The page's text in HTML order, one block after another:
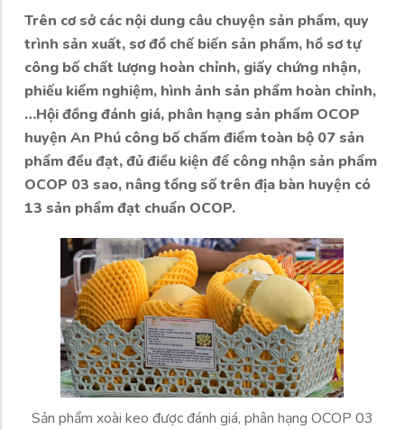
Trên cơ sở các nội dung câu chuyện sản phẩm, quy
trình sản xuất, sơ đồ chế biến sản phẩm, hồ sơ tự
công bố chất lượng hoàn chỉnh, giấy chứng nhận,
phiếu kiểm nghiệm, hình ảnh sản phẩm hoàn chỉnh,
…Hội đồng đánh giá, phân hạng sản phẩm OCOP
huyện An Phú công bố chấm điểm toàn bộ 07 sản
phẩm đều đạt, đủ điều kiện để công nhận sản phẩm
OCOP 03 sao, nâng tổng số trên địa bàn huyện có
13 sản phẩm đạt chuẩn OCOP.
Sản phẩm xoài keo được đánh giá, phân hạng OCOP 03